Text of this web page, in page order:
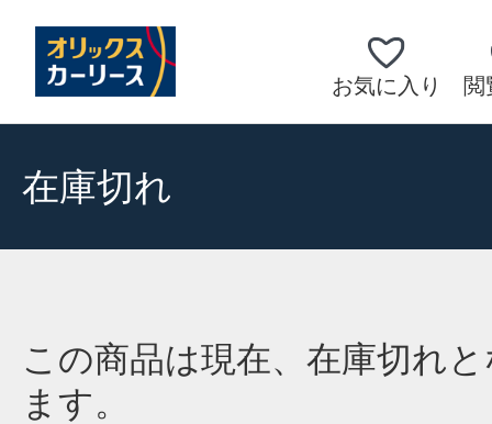
お気に入り 閲
在庫切れ
この商品は現在、在庫切れ
ます。